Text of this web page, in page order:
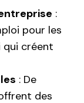
:
pour les
qui créent
: De
des